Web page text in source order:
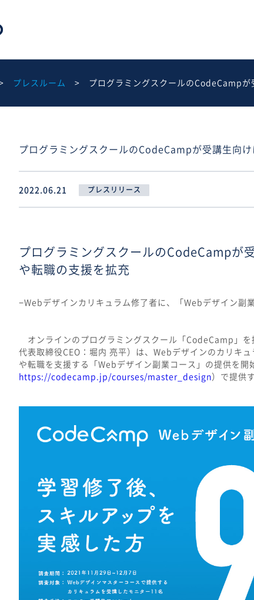
プレスルーム プログラミングスクールのCodeCamp
プログラミングスクールのCodeCampが受講生向
2022.06.21 プレスリリース
プログラミングスクールのCodeCampが
や転職の支援を拡充
−Webデザインカリキュラム修了者に、「Webデザイン副
オンラインのプログラミングスクール「CodeCamp」を
代表取締役CEO：堀内 亮平）は、Webデザインのカリキ
や転職を支援する「Webデザイン副業コース」の提供を
https://codecamp.jp/courses/master_design）で提供